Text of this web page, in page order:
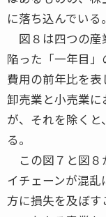
に落ち込んでいる。
図８は四つの産
陥った「一年目」
費用の前年比を表
卸売業と小売業に
が、それを除く
る。
この図７と図８
イチェーンが混
方に損失を及ぼす